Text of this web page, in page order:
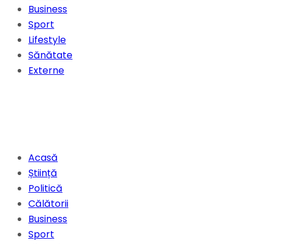
Business
Sport
Lifestyle
Sănătate
Externe
Acasă
Știință
Politică
Călătorii
Business
Sport